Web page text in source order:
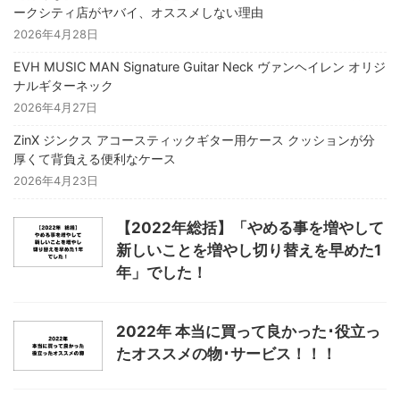
ークシティ店がヤバイ、オススメしない理由
2026年4月28日
EVH MUSIC MAN Signature Guitar Neck ヴァンヘイレン オリジ
ナルギターネック
2026年4月27日
ZinX ジンクス アコースティックギター用ケース クッションが分
厚くて背負える便利なケース
2026年4月23日
【2022年総括】「やめる事を増やして
新しいことを増やし切り替えを早めた1
年」でした！
2022年 本当に買って良かった･役立っ
たオススメの物･サービス！！！